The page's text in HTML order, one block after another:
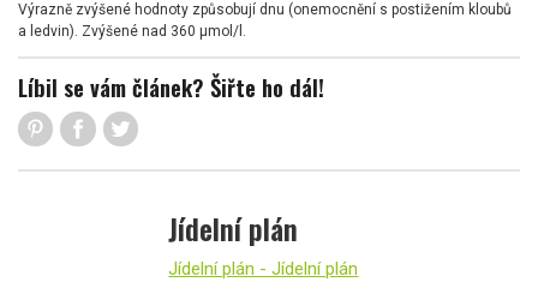
Výrazně zvýšené hodnoty způsobují dnu (onemocnění s postižením kloubů
a ledvin). Zvýšené nad 360 µmol/l.
Líbil se vám článek? Šiřte ho dál!
Jídelní plán
Jídelní plán - Jídelní plán